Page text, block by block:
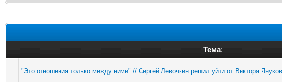
Тема:
"Это отношения только между ними" // Сергей Левочкин решил уйти от Виктора